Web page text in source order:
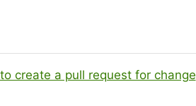
create a pull request for change